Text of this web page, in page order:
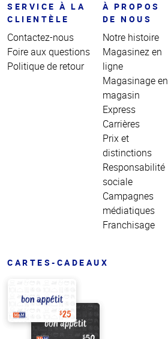
SERVICE À LA
CLIENTÈLE
Contactez-nous
Foire aux questions
Politique de retour
À PROPOS
DE NOUS
Notre histoire
Magasinez en
ligne
Magasinage en
magasin
Express
Carrières
Prix et
distinctions
Responsabilité
sociale
Campagnes
médiatiques
Franchisage
CARTES-CADEAUX